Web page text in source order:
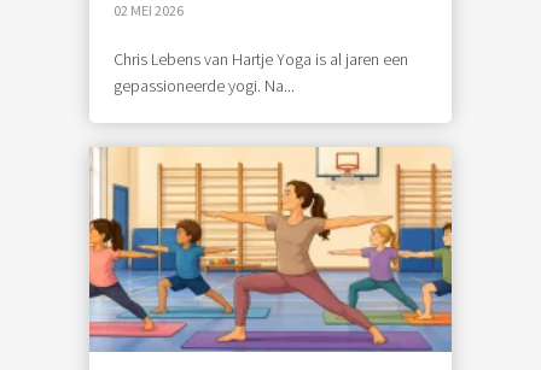
02 MEI 2026
Chris Lebens van Hartje Yoga is al jaren een
gepassioneerde yogi. Na...